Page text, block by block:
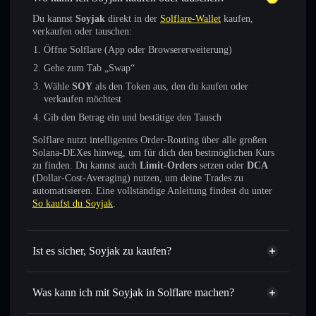
Du kannst Soyjak direkt in der Solflare-Wallet kaufen,
verkaufen oder tauschen:
Öffne Solflare (App oder Browsererweiterung)
Gehe zum Tab „Swap“
Wähle SOY als den Token aus, den du kaufen oder
verkaufen möchtest
Gib den Betrag ein und bestätige den Tausch
Solflare nutzt intelligentes Order-Routing über alle großen
Solana-DEXes hinweg, um für dich den bestmöglichen Kurs
zu finden. Du kannst auch Limit-Orders setzen oder DCA
(Dollar-Cost-Averaging) nutzen, um deine Trades zu
automatisieren. Eine vollständige Anleitung findest du unter
So kaufst du Soyjak.
Ist es sicher, Soyjak zu kaufen?
Soyjak verifizierter Token
Was kann ich mit Soyjak in Solflare machen?
Soyjak
Solflare-Wallet